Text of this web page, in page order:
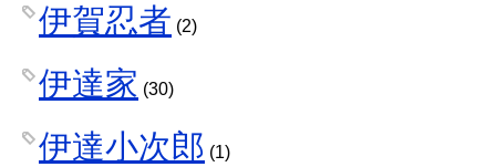
伊賀忍者 (2)
伊達家 (30)
伊達小次郎 (1)